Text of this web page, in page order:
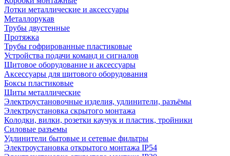
Лотки металлические и аксессуары
Металлорукав
Трубы двустенные
Протяжка
Трубы гофрированные пластиковые
Устройства подачи команд и сигналов
Щитовое оборудование и аксессуары
Аксессуары для щитового оборудования
Боксы пластиковые
Щиты металлические
Электроустановочные изделия, удлинители, разъёмы
Электроустановка скрытого монтажа
Колодки, вилки, розетки каучук и пластик, тройники
Силовые разъемы
Удлинители бытовые и сетевые фильтры
Электроустановка открытого монтажа IP54